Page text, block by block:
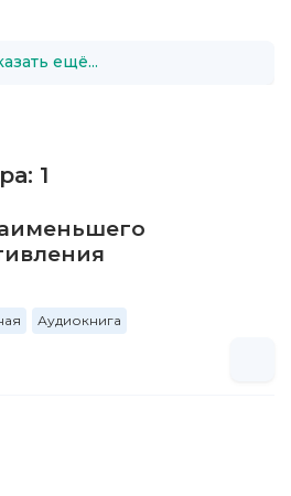
ещё...
1
Аудиокнига